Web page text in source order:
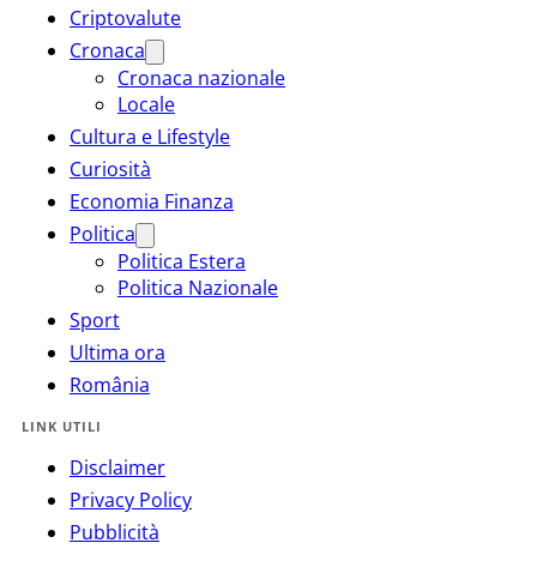
Criptovalute
Cronaca
Cronaca nazionale
Locale
Cultura e Lifestyle
Curiosità
Economia Finanza
Politica
Politica Estera
Politica Nazionale
Sport
Ultima ora
România
LINK UTILI
Disclaimer
Privacy Policy
Pubblicità